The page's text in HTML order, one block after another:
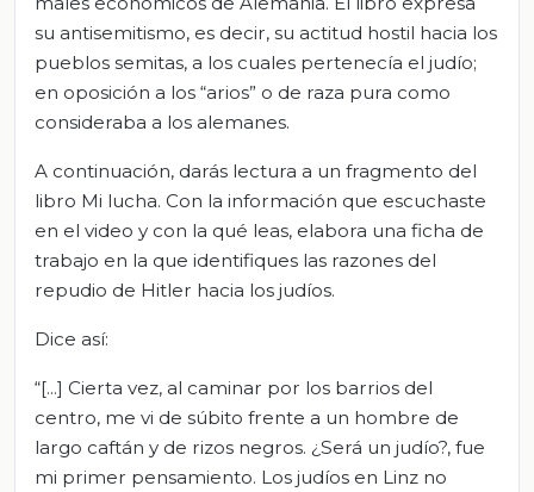
su antisemitismo, es decir, su actitud hostil hacia los
pueblos semitas, a los cuales pertenecía el judío;
en oposición a los “arios” o de raza pura como
consideraba a los alemanes.
A continuación, darás lectura a un fragmento del
libro Mi lucha. Con la información que escuchaste
en el video y con la qué leas, elabora una ficha de
trabajo en la que identifiques las razones del
repudio de Hitler hacia los judíos.
Dice así:
“[...] Cierta vez, al caminar por los barrios del
centro, me vi de súbito frente a un hombre de
largo caftán y de rizos negros. ¿Será un judío?, fue
mi primer pensamiento. Los judíos en Linz no